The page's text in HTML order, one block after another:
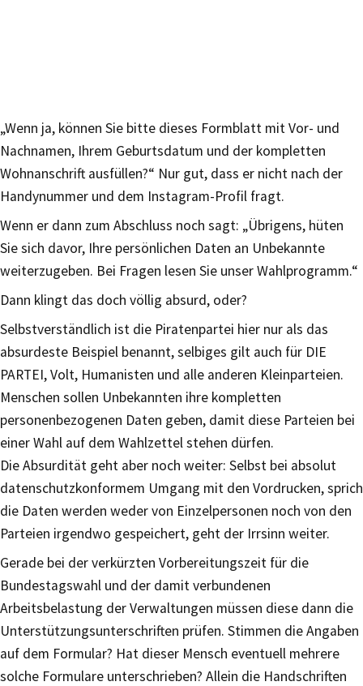
„Wenn ja, können Sie bitte dieses Formblatt mit Vor- und
Nachnamen, Ihrem Geburtsdatum und der kompletten
Wohnanschrift ausfüllen?“ Nur gut, dass er nicht nach der
Handynummer und dem Instagram-Profil fragt.
Wenn er dann zum Abschluss noch sagt: „Übrigens, hüten
Sie sich davor, Ihre persönlichen Daten an Unbekannte
weiterzugeben. Bei Fragen lesen Sie unser Wahlprogramm.“
Dann klingt das doch völlig absurd, oder?
Selbstverständlich ist die Piratenpartei hier nur als das
absurdeste Beispiel benannt, selbiges gilt auch für DIE
PARTEI, Volt, Humanisten und alle anderen Kleinparteien.
Menschen sollen Unbekannten ihre kompletten
personenbezogenen Daten geben, damit diese Parteien bei
einer Wahl auf dem Wahlzettel stehen dürfen.
Die Absurdität geht aber noch weiter: Selbst bei absolut
datenschutzkonformem Umgang mit den Vordrucken, sprich
die Daten werden weder von Einzelpersonen noch von den
Parteien irgendwo gespeichert, geht der Irrsinn weiter.
Gerade bei der verkürzten Vorbereitungszeit für die
Bundestagswahl und der damit verbundenen
Arbeitsbelastung der Verwaltungen müssen diese dann die
Unterstützungsunterschriften prüfen. Stimmen die Angaben
auf dem Formular? Hat dieser Mensch eventuell mehrere
solche Formulare unterschrieben? Allein die Handschriften